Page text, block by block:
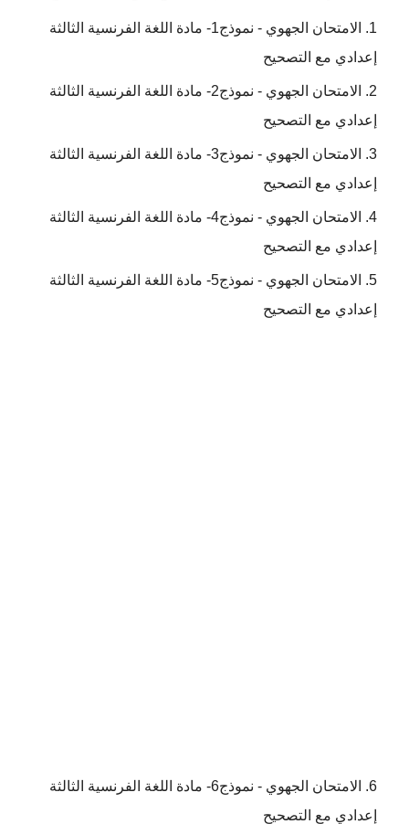
الامتحان الجهوي - نموذج1- مادة اللغة الفرنسية الثالثة
إعدادي مع التصحيح
الامتحان الجهوي - نموذج2- مادة اللغة الفرنسية الثالثة
إعدادي مع التصحيح
الامتحان الجهوي - نموذج3- مادة اللغة الفرنسية الثالثة
إعدادي مع التصحيح
الامتحان الجهوي - نموذج4- مادة اللغة الفرنسية الثالثة
إعدادي مع التصحيح
الامتحان الجهوي - نموذج5- مادة اللغة الفرنسية الثالثة
إعدادي مع التصحيح
الامتحان الجهوي - نموذج6- مادة اللغة الفرنسية الثالثة
إعدادي مع التصحيح